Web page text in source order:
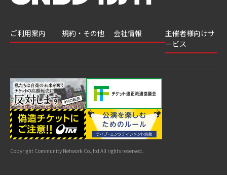
ご利用案内
結果
よくあるご質問
はじめてガイド
公演中止・変更
サイトマップ
規約・その他
利用規約
特商法に基づく
表示
カスタマーハラ
スメントへの対
応指針
会社情報
主催者様向けサ
ービス
Copyright Community Network Co.,ltd All rights reserved.